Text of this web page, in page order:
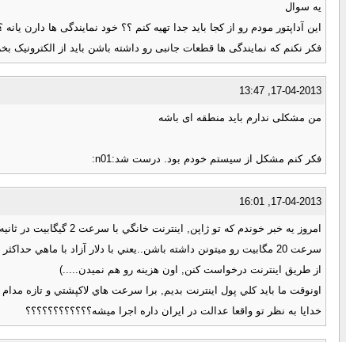
یه سوال
این آداپتور مودم رو از کجا باید جدا تهیه کنم ؟؟ خود نمایندگی ها دارن یانه
فکر نکنم که نمایندگی ها قطعات جانبی رو داشته باشن باید از الکترونیک
17-04-2013, 13:47
من مشکلی ندارم باید منطقه ای باشه
فکر کنم مشکل از سیستم خودم بود. درست شد:n01:
17-04-2013, 16:01
از طريق اينترنت درخواست كنن, اون هزينه رو هم نميدن.....)
اونوقت ما بايد كلي پول اينترنت بديم, برا سرعت هاي لاكپشتي و تازه
خدايا به نظر تو واقعا عدالت در ايران داره اجرا ميشه؟؟؟؟؟؟؟؟؟؟؟؟